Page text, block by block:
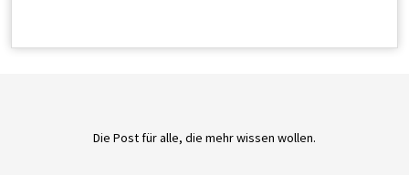
Die Post für alle, die mehr wissen wollen.